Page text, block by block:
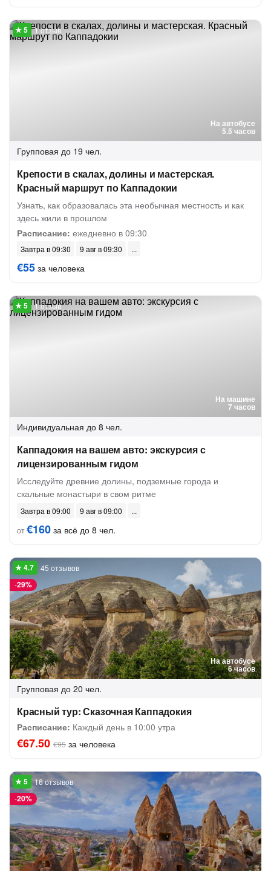
На автобусе
5.5 часов
1 отзыв
Групповая до 19 чел.
Крепости в скалах, долины и мастерская.
Красный маршрут по Каппадокии
Узнать, как образовалась эта необычная местность и как
здесь жили в прошлом
Расписание: ежедневно в 09:30
Завтра в 09:30 9 авг в 09:30
€55 за человека
На машине
7 часов
1 отзыв
Индивидуальная до 8 чел.
Каппадокия на вашем авто: экскурсия с
лицензированным гидом
Исследуйте древние долины, подземные города и
скальные монастыри в свом ритме
Завтра в 09:00
9 авг в 09:00
от€160 за всё до 8 чел.
На автобусе
6 часов
-29%
45 отзывов
Групповая до 20 чел.
Красный тур: Сказочная Каппадокия
Расписание: Каждый день в 10:00 утра
€67.50 €95 за человека
-20%
16 отзывов